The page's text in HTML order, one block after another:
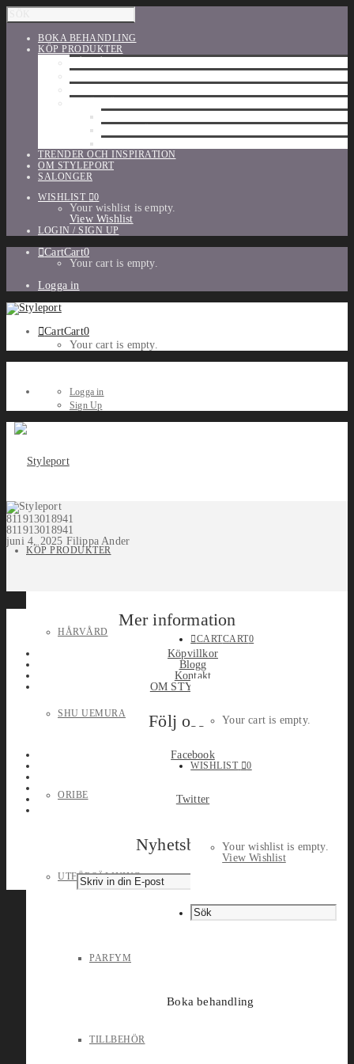
BOKA BEHANDLING
KÖP PRODUKTER
TRENDER OCH INSPIRATION
OM STYLEPORT
SALONGER
WISHLIST
0
Your wishlist is empty.
View Wishlist
LOGIN / SIGN UP
CartCart0
Your cart is empty.
Logga in
CartCart0
Your cart is empty.
Logga in
Sign Up
KÖP PRODUKTER
HÅRVÅRD
SHU UEMURA
ORIBE
UTFÖRSÄLJNING
PARFYM
TILLBEHÖR
CARTCART0
Your cart is empty.
WISHLIST 0
Your wishlist is empty.
View Wishlist
Boka behandling
811913018941
811913018941
juni 4, 2025 Filippa Ander
Mer information
Köpvillkor
Blogg
Kontakt
OM STYLEPORT
Följ oss
Facebook
Twitter
Nyhetsbrev